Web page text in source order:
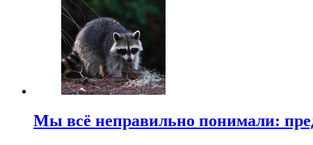
Мы всё неправильно понимали: